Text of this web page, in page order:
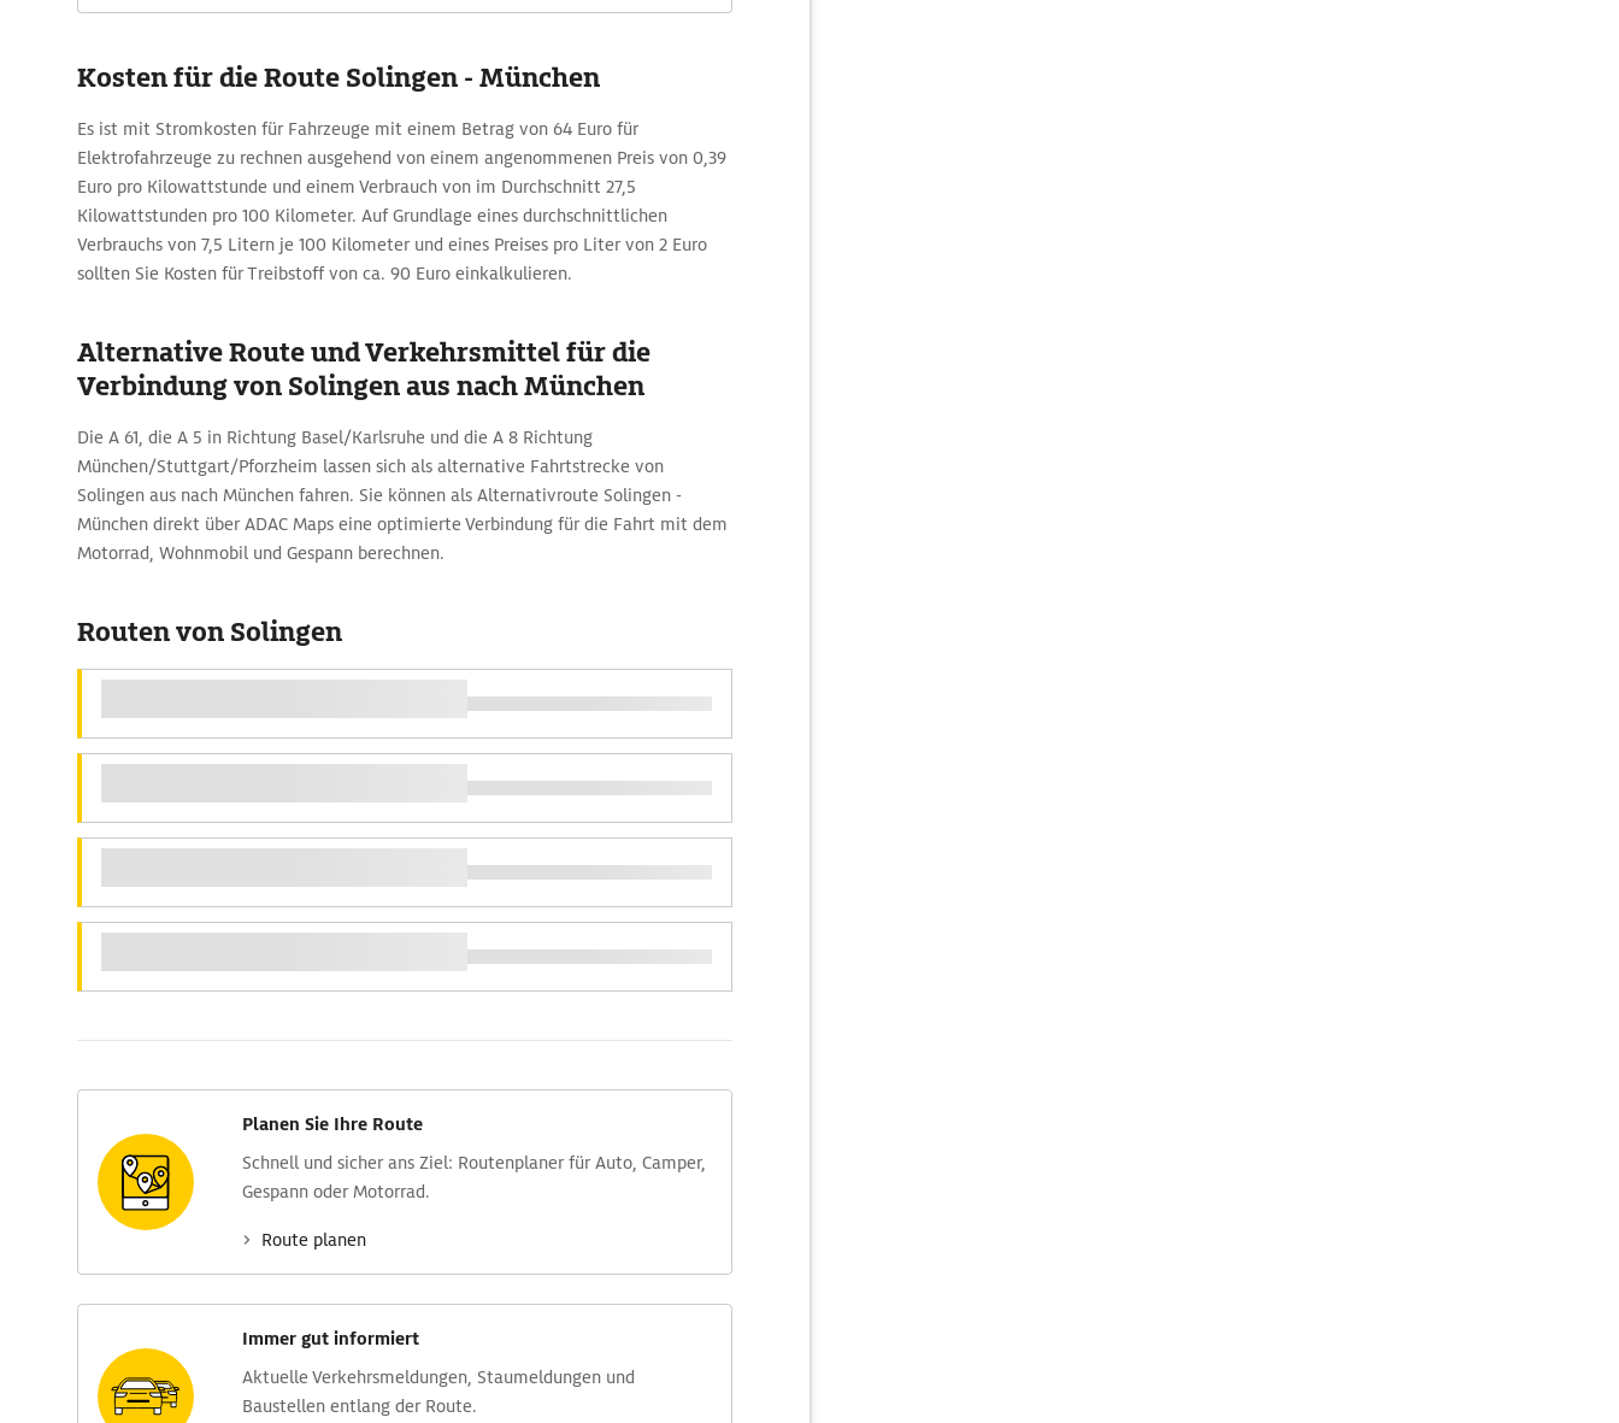
Kosten für die Route Solingen - München
Es ist mit Stromkosten für Fahrzeuge mit einem Betrag von 64 Euro für
Elektrofahrzeuge zu rechnen ausgehend von einem angenommenen Preis von 0,39
Euro pro Kilowattstunde und einem Verbrauch von im Durchschnitt 27,5
Kilowattstunden pro 100 Kilometer. Auf Grundlage eines durchschnittlichen
Verbrauchs von 7,5 Litern je 100 Kilometer und eines Preises pro Liter von 2 Euro
sollten Sie Kosten für Treibstoff von ca. 90 Euro einkalkulieren.
Alternative Route und Verkehrsmittel für die
Verbindung von Solingen aus nach München
Die A 61, die A 5 in Richtung Basel/Karlsruhe und die A 8 Richtung
München/Stuttgart/Pforzheim lassen sich als alternative Fahrtstrecke von
Solingen aus nach München fahren. Sie können als Alternativroute Solingen -
München direkt über ADAC Maps eine optimierte Verbindung für die Fahrt mit dem
Motorrad, Wohnmobil und Gespann berechnen.
Routen von Solingen
Planen Sie Ihre Route
Schnell und sicher ans Ziel: Routen­planer für Auto, Camper,
Gespann oder Motorrad.
Route planen
Immer gut informiert
Aktuelle Verkehrs­meldungen, Stau­meldungen und
Baustellen entlang der Route.